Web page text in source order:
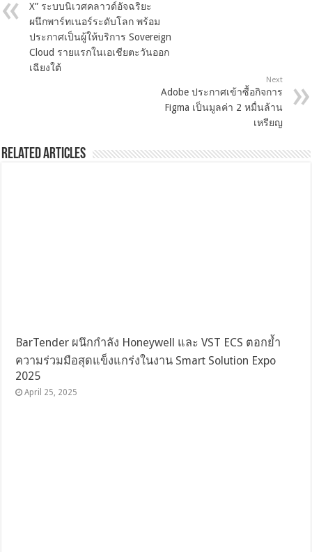
X” ระบบนิเวศคลาวด์อัจฉริยะ
ผนึกพาร์ทเนอร์ระดับโลก พร้อม
ประกาศเป็นผู้ให้บริการ Sovereign
Cloud รายแรกในเอเชียตะวันออก
เฉียงใต้
Next
Adobe ประกาศเข้าซื้อกิจการ
Figma เป็นมูลค่า 2 หมื่นล้าน
เหรียญ
Related Articles
BarTender ผนึกกำลัง Honeywell และ VST ECS ตอกย้ำ
ความร่วมมือสุดแข็งแกร่งในงาน Smart Solution Expo
2025
April 25, 2025